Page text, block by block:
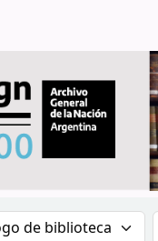
el catálogo por: